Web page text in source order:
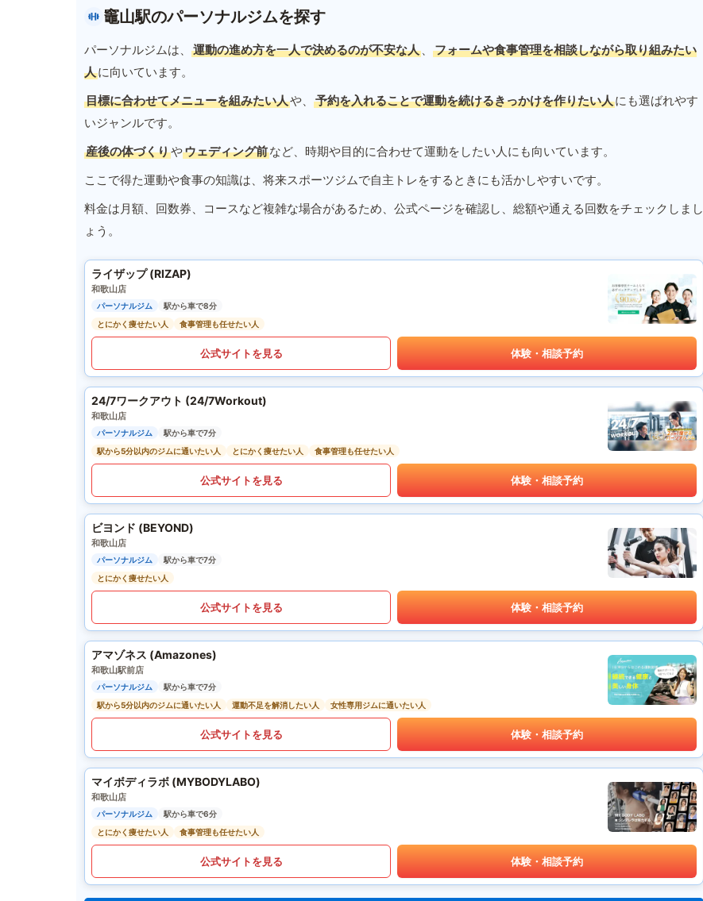
竈山駅のパーソナルジムを探す
パーソナルジムは、 運動の進め方を一人で決めるのが不安な人 、
フォームや食事管理を相談しながら取り組みたい
人に向いています。
目標に合わせてメニューを組みたい人や、 予約を入れることで運動を続けるきっかけを作りたい人にも選ばれやす
いジャンルです。
産後の体づくりやウェディング前など、時期や目的に合わせて運動をしたい人にも向いています。
ここで得た運動や食事の知識は、将来スポーツジムで自主トレをするときにも活かしやすいです。
料金は月額、回数券、コースなど複雑な場合があるため、公式ページを確認し、総額や通える回数をチェックしまし
ょう。
ライザップ (RIZAP)
和歌山店
パーソナルジム
駅から車で8分
とにかく痩せたい人
食事管理も任せたい人
公式サイトを見る 体験・相談予約
24/7ワークアウト (24/7Workout)
和歌山店
パーソナルジム
駅から車で7分
駅から5分以内のジムに通いたい人
とにかく痩せたい人 食事管理も任せたい人
公式サイトを見る 体験・相談予約
ビヨンド (BEYOND)
和歌山店
パーソナルジム
駅から車で7分
とにかく痩せたい人
公式サイトを見る 体験・相談予約
アマゾネス (Amazones)
和歌山駅前店
パーソナルジム
駅から車で7分
駅から5分以内のジムに通いたい人
運動不足を解消したい人 女性専用ジムに通いたい人
公式サイトを見る 体験・相談予約
マイボディラボ (MYBODYLABO)
和歌山店
パーソナルジム
駅から車で6分
とにかく痩せたい人
食事管理も任せたい人
公式サイトを見る 体験・相談予約